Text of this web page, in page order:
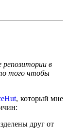
репозитории в
того чтобы
, который мне
друг от